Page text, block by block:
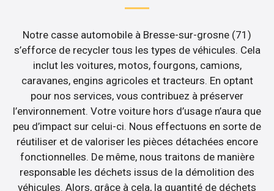
Notre casse automobile à Bresse-sur-grosne (71)
s’efforce de recycler tous les types de véhicules. Cela
inclut les voitures, motos, fourgons, camions,
caravanes, engins agricoles et tracteurs. En optant
pour nos services, vous contribuez à préserver
l’environnement. Votre voiture hors d’usage n’aura que
peu d’impact sur celui-ci. Nous effectuons en sorte de
réutiliser et de valoriser les pièces détachées encore
fonctionnelles. De même, nous traitons de manière
responsable les déchets issus de la démolition des
véhicules. Alors, grâce à cela, la quantité de déchets